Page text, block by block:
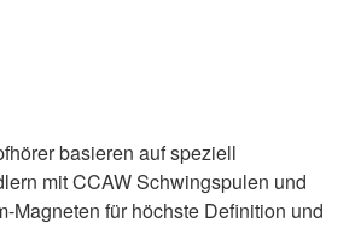
basieren auf speziell
mit CCAW Schwingspulen und
Magneten für höchste Definition und